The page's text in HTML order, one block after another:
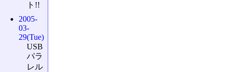
ト!!
2005-
03-
29(Tue)
USB
パラ
レル